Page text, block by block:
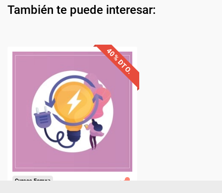
También te puede interesar:
40% DTO.